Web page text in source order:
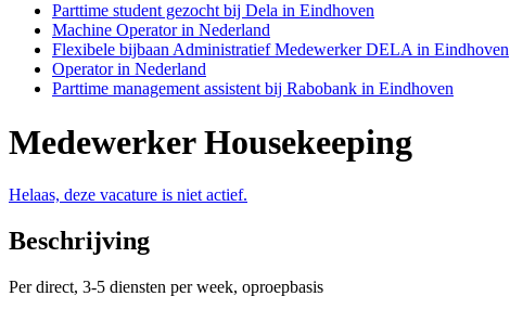
Parttime student gezocht bij Dela in Eindhoven
Machine Operator in Nederland
Flexibele bijbaan Administratief Medewerker DELA in Eindhoven
Operator in Nederland
Parttime management assistent bij Rabobank in Eindhoven
Medewerker Housekeeping
Helaas, deze vacature is niet actief.
Beschrijving
Per direct, 3-5 diensten per week, oproepbasis